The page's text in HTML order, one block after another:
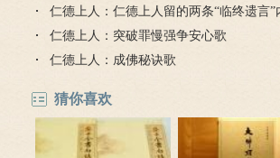
仁德上人：仁德上人留的两条“临终遗言”
仁德上人：突破罪慢强争安心歌
仁德上人：成佛秘诀歌
猜你喜欢